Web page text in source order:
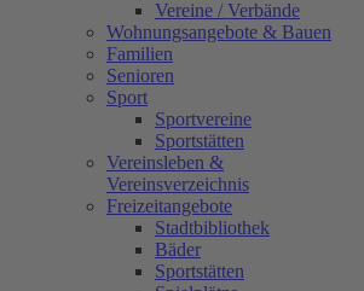
Vereine / Verbände
Wohnungsangebote & Bauen
Familien
Senioren
Sport
Sportvereine
Sportstätten
Vereinsleben &
Vereinsverzeichnis
Freizeitangebote
Stadtbibliothek
Bäder
Sportstätten